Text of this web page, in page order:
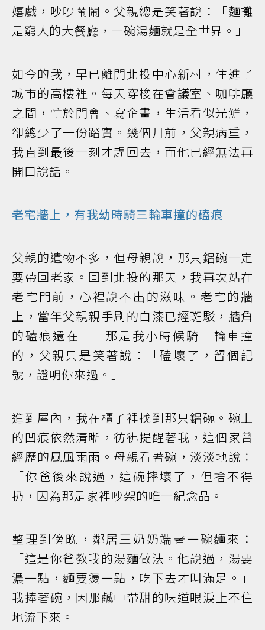
嬉戲，吵吵鬧鬧。父親總是笑著說：「麵攤
是窮人的大餐廳，一碗湯麵就是全世界。」
如今的我，早已離開北投中心新村，住進了
城市的高樓裡。每天穿梭在會議室、咖啡廳
之間，忙於開會、寫企畫，生活看似光鮮，
卻總少了一份踏實。幾個月前，父親病重，
我直到最後一刻才趕回去，而他已經無法再
開口說話。
老宅牆上，有我幼時騎三輪車撞的磕痕
父親的遺物不多，但母親說，那只鋁碗一定
要帶回老家。回到北投的那天，我再次站在
老宅門前，心裡說不出的滋味。老宅的牆
上，當年父親親手刷的白漆已經斑駁，牆角
的磕痕還在——那是我小時候騎三輪車撞
的，父親只是笑著說：「磕壞了，留個記
號，證明你來過。」
進到屋內，我在櫃子裡找到那只鋁碗。碗上
的凹痕依然清晰，彷彿提醒著我，這個家曾
經歷的風風雨雨。母親看著碗，淡淡地說：
「你爸後來說過，這碗摔壞了，但捨不得
扔，因為那是家裡吵架的唯一紀念品。」
整理到傍晚，鄰居王奶奶端著一碗麵來：
「這是你爸教我的湯麵做法。他說過，湯要
濃一點，麵要燙一點，吃下去才叫滿足。」
我捧著碗，因那鹹中帶甜的味道眼淚止不住
地流下來。